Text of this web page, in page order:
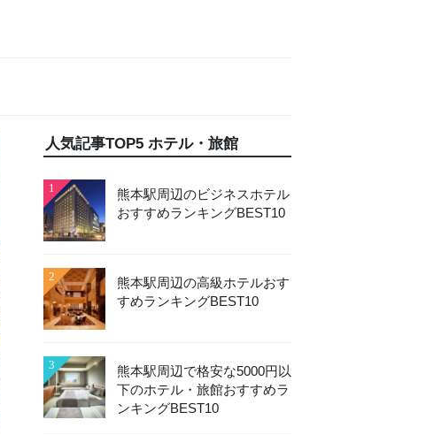
人気記事TOP5 ホテル・旅館
1
熊本駅周辺のビジネスホテル
おすすめランキングBEST10
2
熊本駅周辺の高級ホテルおす
すめランキングBEST10
3
熊本駅周辺で格安な5000円以
下のホテル・旅館おすすめラ
ンキングBEST10